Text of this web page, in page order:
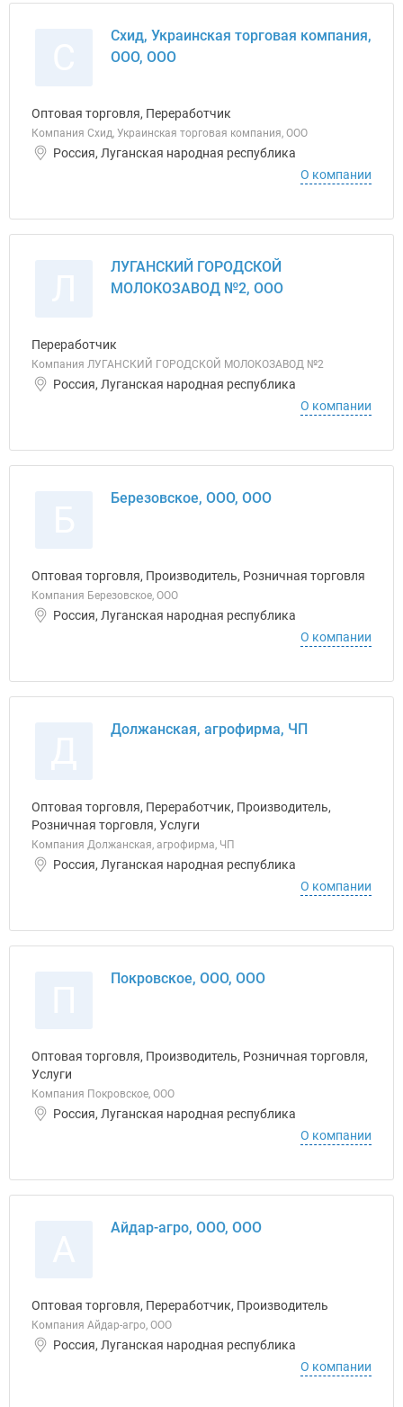
Схид, Украинская торговая компания,
ООО, ООО
Оптовая торговля, Переработчик
Компания Схид, Украинская торговая компания, ООО
Россия, Луганская народная республика
О компании
ЛУГАНСКИЙ ГОРОДСКОЙ
МОЛОКОЗАВОД №2, ООО
Переработчик
Компания ЛУГАНСКИЙ ГОРОДСКОЙ МОЛОКОЗАВОД №2
Россия, Луганская народная республика
О компании
Березовское, ООО, ООО
Оптовая торговля, Производитель, Розничная торговля
Компания Березовское, ООО
Россия, Луганская народная республика
О компании
Должанская, агрофирма, ЧП
Оптовая торговля, Переработчик, Производитель,
Розничная торговля, Услуги
Компания Должанская, агрофирма, ЧП
Россия, Луганская народная республика
О компании
Покровское, ООО, ООО
Оптовая торговля, Производитель, Розничная торговля,
Услуги
Компания Покровское, ООО
Россия, Луганская народная республика
О компании
Айдар-агро, ООО, ООО
Оптовая торговля, Переработчик, Производитель
Компания Айдар-агро, ООО
Россия, Луганская народная республика
О компании